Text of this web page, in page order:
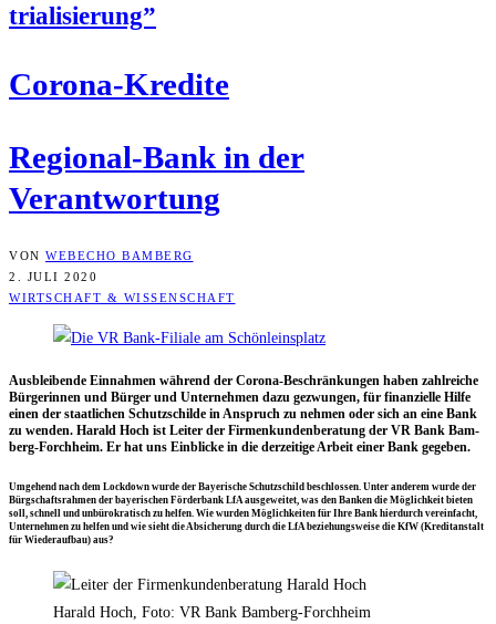
tria­li­sie­rung”
Coro­na-Kre­di­te
Regio­nal-Bank in der
Verantwortung
VON WEBECHO BAMBERG
2. JULI 2020
WIRTSCHAFT & WISSENSCHAFT
Aus­blei­ben­de Ein­nah­men wäh­rend der Coro­na-Beschrän­kun­gen haben zahl­rei­che
Bür­ge­rin­nen und Bür­ger und Unter­neh­men dazu gezwun­gen, für finan­zi­el­le Hil­fe
einen der staat­li­chen Schutz­schil­de in Anspruch zu neh­men oder sich an eine Bank
zu wen­den. Harald Hoch ist Lei­ter der Fir­men­kun­den­be­ra­tung der VR Bank Bam­
berg-Forch­heim. Er hat uns Ein­bli­cke in die der­zei­ti­ge Arbeit einer Bank gegeben.
Umge­hend nach dem Lock­down wur­de der Baye­ri­sche Schutz­schild beschlos­sen. Unter ande­rem wur­de der
Bürg­schafts­rah­men der baye­ri­schen För­der­bank LfA aus­ge­wei­tet, was den Ban­ken die Mög­lich­keit bie­ten
soll, schnell und unbü­ro­kra­tisch zu hel­fen. Wie wur­den Mög­lich­kei­ten für Ihre Bank hier­durch ver­ein­facht,
Unter­neh­men zu hel­fen und wie sieht die Absi­che­rung durch die LfA bezie­hungs­wei­se die KfW (Kre­dit­an­stalt
für Wie­der­auf­bau) aus?
Harald Hoch, Foto: VR Bank Bamberg-Forchheim